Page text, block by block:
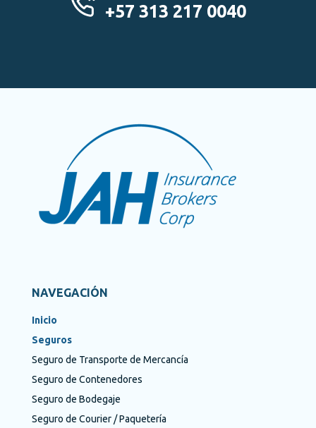
+57 313 217 0040
NAVEGACIÓN
Inicio
Seguros
Seguro de Transporte de Mercancía
Seguro de Contenedores
Seguro de Bodegaje
Seguro de Courier / Paquetería